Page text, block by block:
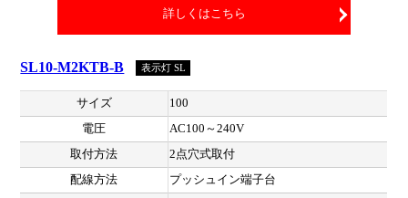
詳しくはこちら
SL10-M2KTB-B 表示灯 SL
サイズ
100
電圧
AC100～240V
取付方法
2点穴式取付
配線方法
プッシュイン端子台